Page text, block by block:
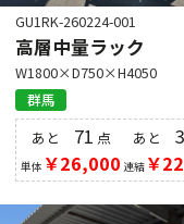
GU1RK-260224-001
高層中量ラック
W1800×D750×H4050
群馬
あと 71 点
単体 ￥26,000
あと
連結￥